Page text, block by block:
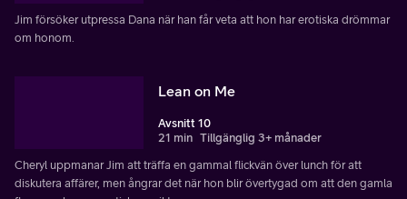
Jim försöker utpressa Dana när han får veta att hon har erotiska drömmar
om honom.
Lean on Me
Avsnitt 10
21 min Tillgänglig 3+ månader
Cheryl uppmanar Jim att träffa en gammal flickvän över lunch för att
diskutera affärer, men ångrar det när hon blir övertygad om att den gamla